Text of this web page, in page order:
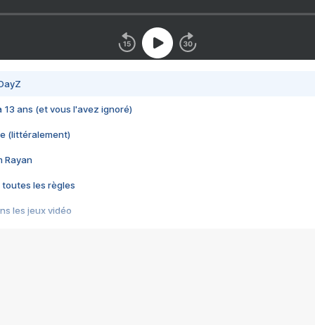
13 ans (et vous l'avez ignoré)
(littéralement)
Rayan
toutes les règles
les jeux vidéo